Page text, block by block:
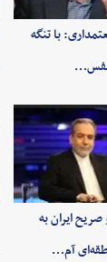
با تنگه
ایران به
آم…